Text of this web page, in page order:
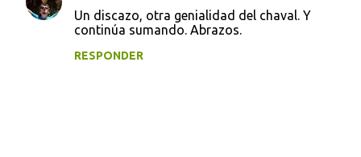
Un discazo, otra genialidad del chaval. Y
continúa sumando. Abrazos.
RESPONDER